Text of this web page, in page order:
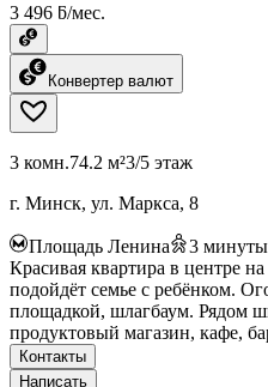
3 496 ƃ/мес.
Конвертер валют
3 комн.74.2 м²3/5 этаж
г. Минск, ул. Маркса, 8
Площадь Ленина 3 минуты
Красивая квартира в центре
подойдёт семье с ребёнком.
площадкой, шлагбаум. Рядом
продуктовый магазин, кафе,
Контакты
Написать